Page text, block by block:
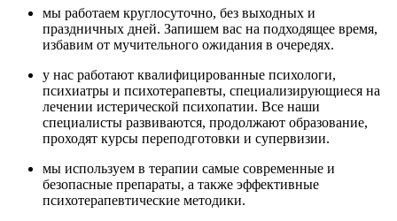
мы работаем круглосуточно, без выходных и
праздничных дней. Запишем вас на подходящее время,
избавим от мучительного ожидания в очередях.
у нас работают квалифицированные психологи,
психиатры и психотерапевты, специализирующиеся на
лечении истерической психопатии. Все наши
специалисты развиваются, продолжают образование,
проходят курсы переподготовки и супервизии.
мы используем в терапии самые современные и
безопасные препараты, а также эффективные
психотерапевтические методики.